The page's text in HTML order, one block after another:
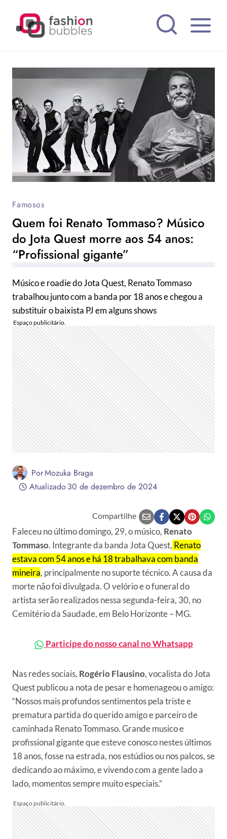
Famosos
Quem foi Renato Tommaso? Músico
do Jota Quest morre aos 54 anos:
“Profissional gigante”
Músico e roadie do Jota Quest, Renato Tommaso
trabalhou junto com a banda por 18 anos e chegou a
substituir o baixista PJ em alguns shows
PorMozuka Braga
Atualizado30 de dezembro de 2024
Compartilhe
Faleceu no último domingo, 29, o músico, Renato
Tommaso. Integrante da banda Jota Quest, Renato
estava com 54 anos e há 18 trabalhava com banda
mineira, principalmente no suporte técnico. A causa da
morte não foi divulgada. O velório e o funeral do
artista serão realizados nessa segunda-feira, 30, no
Cemitério da Saudade, em Belo Horizonte – MG.
Participe do nosso canal no Whatsapp
Nas redes sociais, Rogério Flausino, vocalista do Jota
Quest publicou a nota de pesar e homenageou o amigo:
“Nossos mais profundos sentimentos pela triste e
prematura partida do querido amigo e parceiro de
caminhada Renato Tommaso. Grande musico e
profissional gigante que esteve conosco nestes últimos
18 anos, fosse na estrada, nos estúdios ou nos palcos, se
dedicando ao máximo, e vivendo com a gente lado a
lado, momentos sempre muito especiais.”